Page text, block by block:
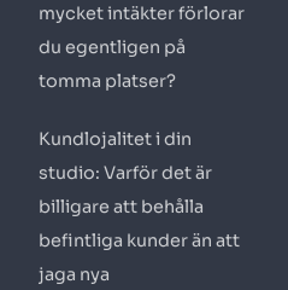
mycket intäkter förlorar
du egentligen på
tomma platser?
Kundlojalitet i din
studio: Varför det är
billigare att behålla
befintliga kunder än att
jaga nya